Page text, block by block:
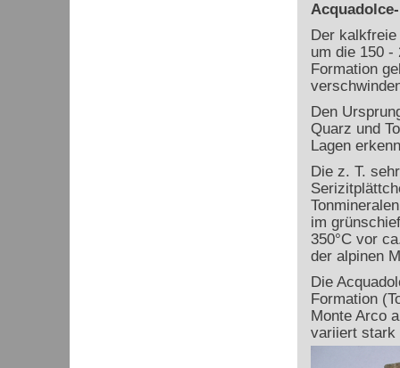
Der
um die 150 -
Formation
Den
Quarz und
Lagen
Die z. T.
im
350°C vor
der alpinen
Die
Formation
Monte Arco
variiert stark